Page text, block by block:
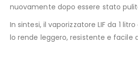
nuovamente dopo essere stato
In sintesi, il vaporizzatore LIF da 1
lo rende leggero, resistente e facile